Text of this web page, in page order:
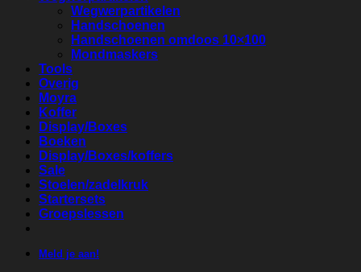
Wegwerpartikelen
Handschoenen
Handschoenen omdoos 10×100
Mondmaskers
Tools
Overig
Moyra
Koffer
Display/Boxes
Boeken
Display/Boxes/koffers
Sale
Stoelen/zadelkruk
Startersets
Groepslessen
Meld je aan!